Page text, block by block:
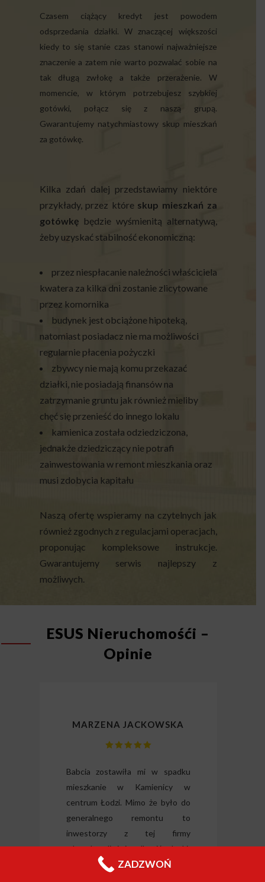
Czasem ciążący kredyt jest powodem
odsprzedania działki. W znaczącej większości
kiedy to się stanie czas stanowi najważniejsze
znaczenie a zatem nie warto pozwalać sobie na
tak długą zwłokę a także przerażenie. W
momencie, w którym potrzebujesz szybkiej
gotówki, połącz się z naszą grupą.
Gwarantujemy natychmiastowy skup mieszkań
za gotówkę.
Kilka zdań dalej przedstawiamy niektóre
przykłady, przez które skup mieszkań za
gotówkę będzie wyśmienitą alternatywą,
żeby uzyskać stabilność ekonomiczną:
przez niespłacanie należności właściciela
kwatera za kilka dni zostanie zlicytowane
przez komornika
budynek jest obciążone hipoteką,
natomiast posiadacz nie ma możliwości
regularnie płacenia pożyczki
zbywcy nie mają komu przekazać
działki, nie posiadają finansów na
zatrzymanie gruntu jak również mieliby
chęć się przenieść do innego lokalu
kamienica została odziedziczona,
jednakże dziedziczący nie potrafi
zainwestowania w remont mieszkania oraz
musi zdobycia kapitału
Naszą ofertę wspieramy na czytelnych jak
również zgodnych z regulacjami operacjach,
proponując kompleksowe instrukcje.
Gwarantujemy serwis najlepszy z
możliwych.
ESUS Nieruchomośći –
Opinie
MARZENA JACKOWSKA
Babcia zostawiła mi w spadku
mieszkanie w Kamienicy w
centrum Łodzi. Mimo że było do
generalnego remontu to
inwestorzy z tej firmy
zdecydowali się je odkupić od ręki.
Chciałabym podziękować panu
ZADZWOŃ